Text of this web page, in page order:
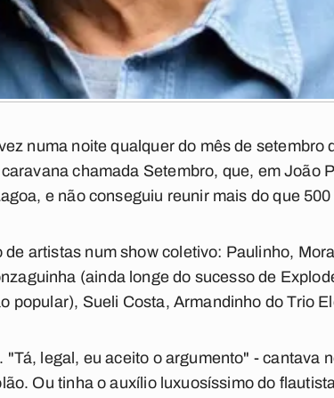
numa noite qualquer do mês de setembro
chamada Setembro, que, em João
e não conseguiu reunir mais do que
artistas num show coletivo: Paulinho,
(ainda longe do sucesso de
popular), Sueli Costa, Armandinho do Trio
legal, eu aceito o argumento" - cantava
Ou tinha o auxílio luxuosíssimo do